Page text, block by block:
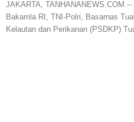
JAKARTA, TANHANANEWS.COM
Bakamla RI, TNI-Polri, Basarnas
Kelautan dan Perikanan (PSDKP)